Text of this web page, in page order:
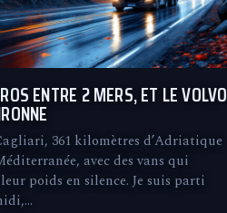
ENTRE 2 MERS, ET LE VOLVO
361 kilomètres d’Adriatique
avec des vans qui
poids en silence. Je suis parti